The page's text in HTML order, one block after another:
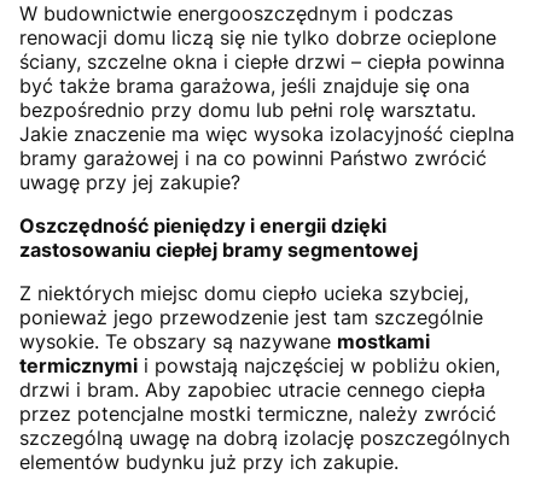
W budownictwie energooszczędnym i podczas
renowacji domu liczą się nie tylko dobrze ocieplone
ściany, szczelne okna i ciepłe drzwi – ciepła powinna
być także brama garażowa, jeśli znajduje się ona
bezpośrednio przy domu lub pełni rolę warsztatu.
Jakie znaczenie ma więc wysoka izolacyjność cieplna
bramy garażowej i na co powinni Państwo zwrócić
uwagę przy jej zakupie?
Oszczędność pieniędzy i energii dzięki
zastosowaniu ciepłej bramy segmentowej
Z niektórych miejsc domu ciepło ucieka szybciej,
ponieważ jego przewodzenie jest tam szczególnie
wysokie. Te obszary są nazywane mostkami
termicznymi i powstają najczęściej w pobliżu okien,
drzwi i bram. Aby zapobiec utracie cennego ciepła
przez potencjalne mostki termiczne, należy zwrócić
szczególną uwagę na dobrą izolację poszczególnych
elementów budynku już przy ich zakupie.